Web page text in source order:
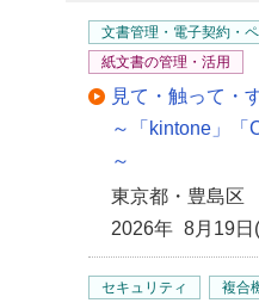
文書管理・電子契約・
紙文書の管理・活用
見て・触って・
～「kintone」「
～
東京都・豊島区
2026年 8月19
セキュリティ 複合